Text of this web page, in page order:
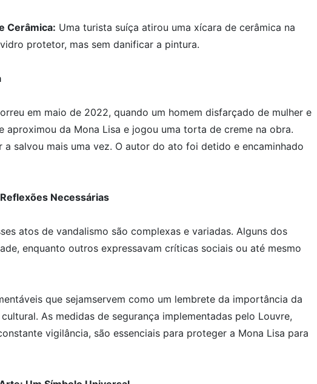
Cerâmica: Uma turista suíça atirou uma xícara de cerâmica na
protetor, mas sem danificar a pintura.
em maio de 2022, quando um homem disfarçado de mulher e
aproximou da Mona Lisa e jogou uma torta de creme na obra.
salvou mais uma vez. O autor do ato foi detido e encaminhado
Necessárias
atos de vandalismo são complexas e variadas. Alguns dos
enquanto outros expressavam críticas sociais ou até mesmo
que sejamservem como um lembrete da importância da
As medidas de segurança implementadas pelo Louvre,
vigilância, são essenciais para proteger a Mona Lisa para